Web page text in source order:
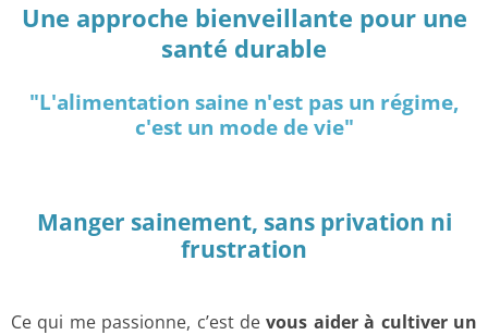
Une approche bienveillante pour une
santé durable
"L'alimentation saine n'est pas un régime,
c'est un mode de vie"
Manger sainement, sans privation ni
frustration
Ce qui me passionne, c’est devous aider à cultiver un